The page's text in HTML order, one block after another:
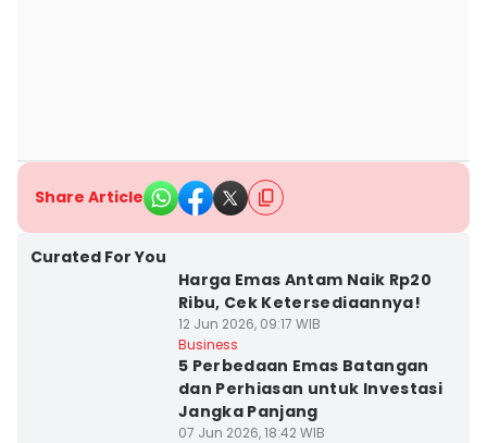
Share Article
Curated For You
Harga Emas Antam Naik Rp20
Ribu, Cek Ketersediaannya!
12 Jun 2026, 09:17 WIB
Business
5 Perbedaan Emas Batangan
dan Perhiasan untuk Investasi
Jangka Panjang
07 Jun 2026, 18:42 WIB